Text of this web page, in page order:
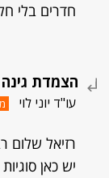
חדרים בלי
הצמדת
עו"ד יוני לוי
רזיאל שלום
יש כאן